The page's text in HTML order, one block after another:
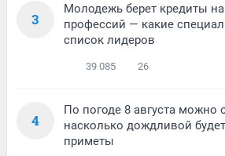
3
Молодежь берет кредиты на
профессий — какие
список лидеров
39 085 26
4
По погоде 8 августа можно
насколько дождливой
приметы